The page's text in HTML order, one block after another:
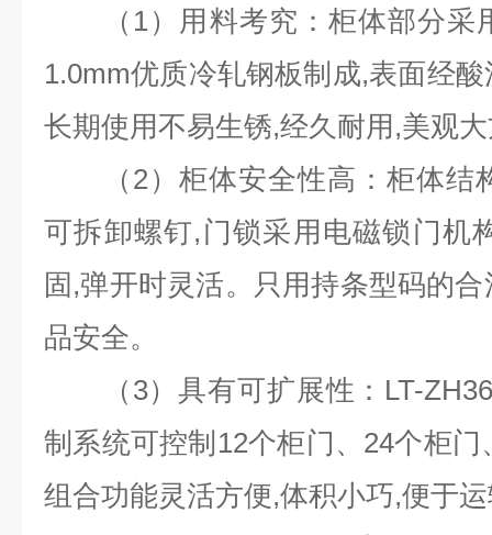
（ 1）用料考究：柜体部分采
1.0mm优质冷轧钢板制成,表面经
长期使用不易生锈,经久耐用 ,美观
（ 2）柜体安全性高：柜体结
可拆卸螺钉, 门锁采用电磁锁门机
固 ,弹开时灵活。只用持条型码的
品安全。
（ 3）具有可扩展性： LT-
制系统可控制 12个柜门、 24个柜门
组合功能灵活方便,体积小巧,便于